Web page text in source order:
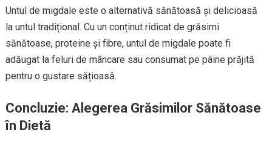
Untul de migdale este o alternativă sănătoasă și delicioasă
la untul tradițional. Cu un conținut ridicat de grăsimi
sănătoase, proteine și fibre, untul de migdale poate fi
adăugat la feluri de mâncare sau consumat pe pâine prăjită
pentru o gustare sățioasă.
Concluzie: Alegerea Grăsimilor Sănătoase
în Dietă